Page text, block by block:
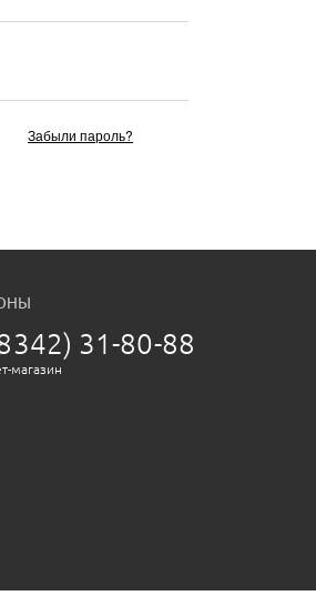
Забыли пароль?
31-80-88
магазин